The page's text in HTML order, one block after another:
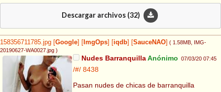
Descargar archivos (32)
158356711785.jpg Google ImgOps iqdb SauceNAO ( 1.58MB , IMG-
20190627-WA0027.jpg )
Nudes BarranquillaAnónimo 07/03/20 07:45
/#/ 8438
Pasan nudes de chicas de barranquilla